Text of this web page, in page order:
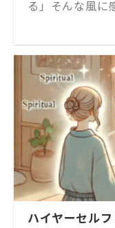
る」そんな風に
ハイヤーセル